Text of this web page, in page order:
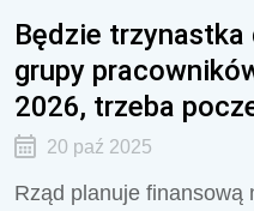
Będzie
grupy
2026, trzeba
20 paź 2025
Rząd planuje finansową